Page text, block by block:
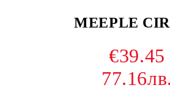
MEEPLE
€39.45
77.16лв.